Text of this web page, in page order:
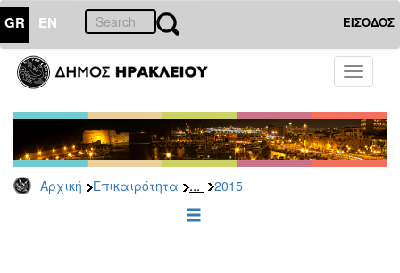
GR EN ΕΙΣΟΔΟΣ
Toggle
Αρχική Επικαιρότητα ... 2015
ΕΠΙΚΑΙΡΟΤΗΤΑ
Τύπου
Αρχείο
2026
2025